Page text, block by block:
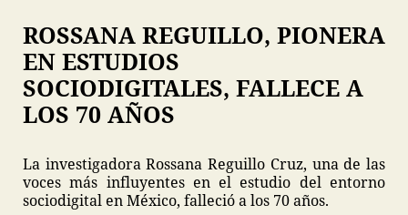
ROSSANA REGUILLO, PIONERA
EN ESTUDIOS
SOCIODIGITALES, FALLECE A
LOS 70 AÑOS
La investigadora Rossana Reguillo Cruz, una de las
voces más influyentes en el estudio del entorno
sociodigital en México, falleció a los 70 años.